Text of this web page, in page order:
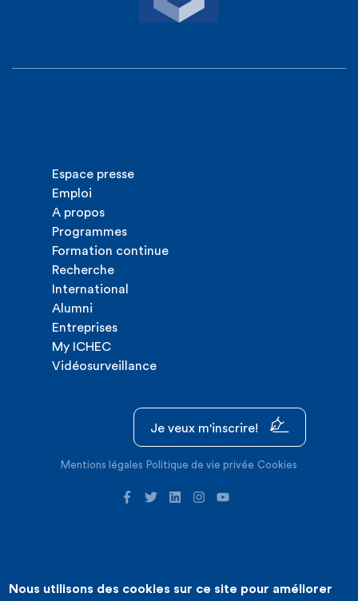
Espace presse
Emploi
A propos
Programmes
Formation continue
Recherche
International
Alumni
Entreprises
My ICHEC
Vidéosurveillance
Je veux m'inscrire!
Mentions légales Politique de vie privée Cookies
©2026 ICHEC |Création de site internet : Expansion
Nous utilisons des cookies sur ce site pour améliorer